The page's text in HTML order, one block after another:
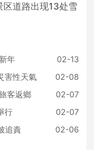
区道路出现13处雪
年
02-13
害性天氣
02-08
客返鄉
02-07
行
02-07
追責
02-06